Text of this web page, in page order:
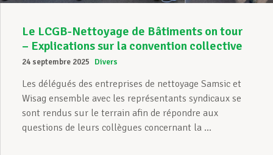
Le LCGB-Nettoyage de Bâtiments on tour
– Explications sur la convention collective
24 septembre 2025 Divers
Les délégués des entreprises de nettoyage Samsic et
Wisag ensemble avec les représentants syndicaux se
sont rendus sur le terrain afin de répondre aux
questions de leurs collègues concernant la ...